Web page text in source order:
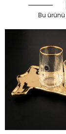
Bu